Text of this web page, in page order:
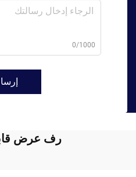
0/1000
رف عرض